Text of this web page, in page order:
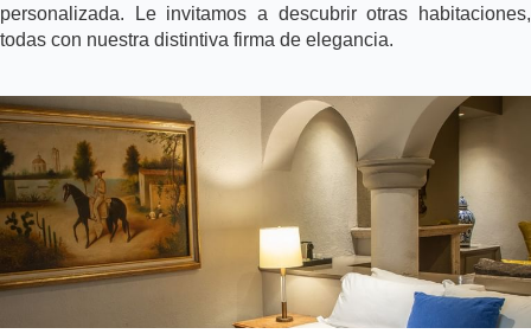
personalizada. Le invitamos a descubrir otras habitaciones,
todas con nuestra distintiva firma de elegancia.